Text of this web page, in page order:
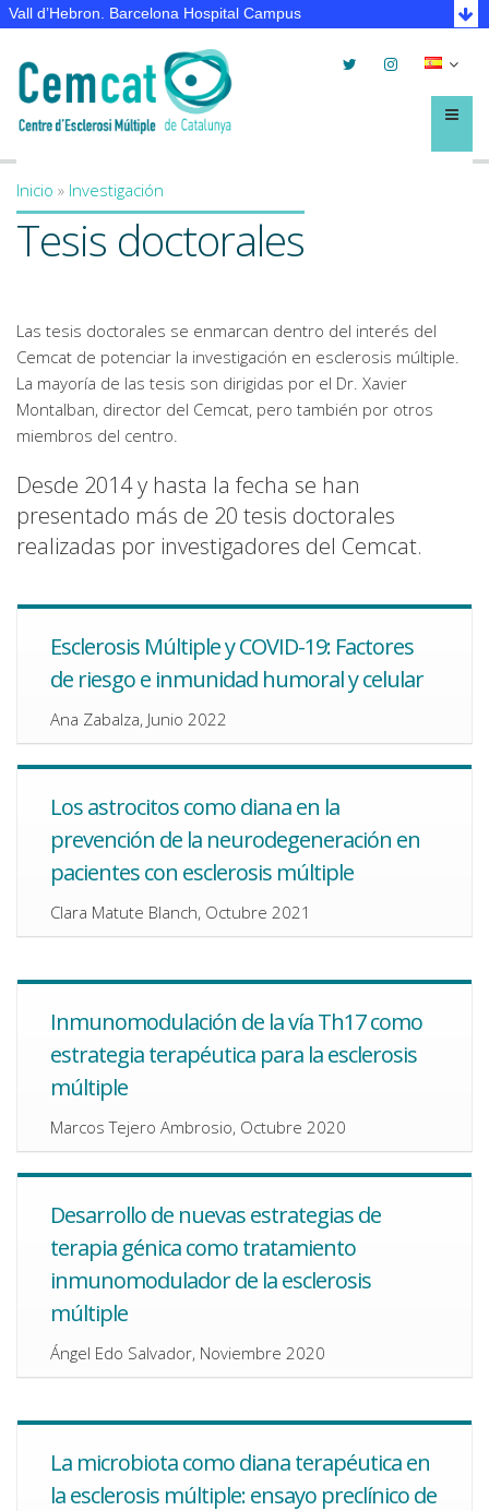
Vall d’Hebron. Barcelona Hospital Campus
TwitterInstagram
Menú
You are here
Inicio » Investigación
Tesis doctorales
Las tesis doctorales se enmarcan dentro del interés del
Cemcat de potenciar la investigación en esclerosis múltiple.
La mayoría de las tesis son dirigidas por el Dr. Xavier
Montalban, director del Cemcat, pero también por otros
miembros del centro.
Desde 2014 y hasta la fecha se han
presentado más de 20 tesis doctorales
realizadas por investigadores del Cemcat.
Esclerosis Múltiple y COVID-19: Factores
de riesgo e inmunidad humoral y celular
Ana Zabalza, Junio 2022
Los astrocitos como diana en la
prevención de la neurodegeneración en
pacientes con esclerosis múltiple
Clara Matute Blanch, Octubre 2021
Inmunomodulación de la vía Th17 como
estrategia terapéutica para la esclerosis
múltiple
Marcos Tejero Ambrosio, Octubre 2020
Desarrollo de nuevas estrategias de
terapia génica como tratamiento
inmunomodulador de la esclerosis
múltiple
Ángel Edo Salvador, Noviembre 2020
La microbiota como diana terapéutica en
la esclerosis múltiple: ensayo preclínico de